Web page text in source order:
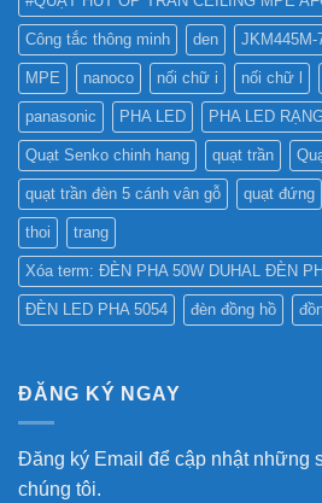
Công tắc thông minh den JKM445M-
MPE nanoco nối chữ i nối chữ l
panasonic PHA LED PHA LED
Quạt Senko chinh hang quạt trần
quạt trần đèn 5 cánh vân gỗ quạt đứng
thoi trang
Xóa term: ĐÈN PHA 50W DUHAL ĐÈN
ĐÈN LED PHA 5054 đèn đồng hồ
ĐĂNG KÝ NGAY
Đăng ký Email để cập nhật những
chúng tôi.